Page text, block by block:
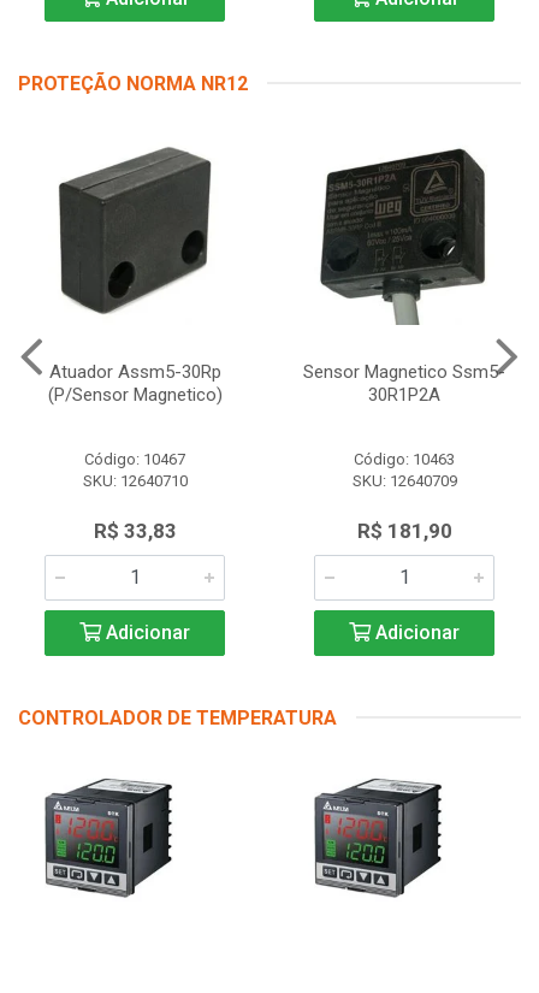
PROTEÇÃO NORMA NR12
Atuador Assm5-30Rp
(P/Sensor Magnetico)
Código: 10467
SKU: 12640710
R$ 33,83
Adicionar
Sensor Magnetico Ssm5-
30R1P2A
Código: 10463
SKU: 12640709
R$ 181,90
Adicionar
CONTROLADOR DE TEMPERATURA